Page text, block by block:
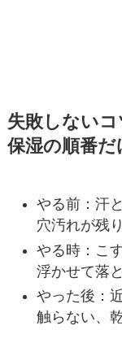
失敗しない
保湿の順番だ
やる前：汗
穴汚れが残
やる時：こ
浮かせて落
やった後：
触らない、